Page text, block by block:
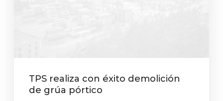
TPS realiza con éxito demolición
de grúa pórtico